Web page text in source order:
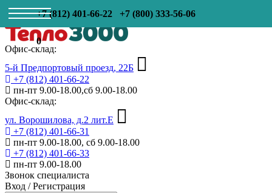
+7 (812) 401-66-22 +7 (800) 333-56-06
0
Офис-склад:
5-й Предпортовый проезд, 22Б
+7 (812) 401-66-22
пн-пт 9.00-18.00,сб 9.00-18.00
Офис-склад:
ул. Ворошилова, д.2 лит.Е
+7 (812) 401-66-31
пн-пт 9.00-18.00, сб 9.00-18.00
+7 (812) 401-66-33
пн-пт 9.00-18.00
Звонок специалиста
Вход /Регистрация